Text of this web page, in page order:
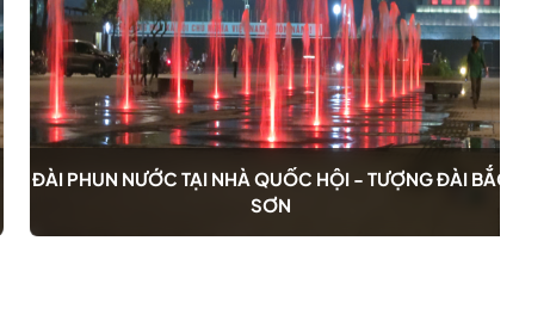
ĐÀI PHUN NƯỚC TẠI NHÀ QUỐC HỘI - TƯỢNG ĐÀI BẮC
SƠN